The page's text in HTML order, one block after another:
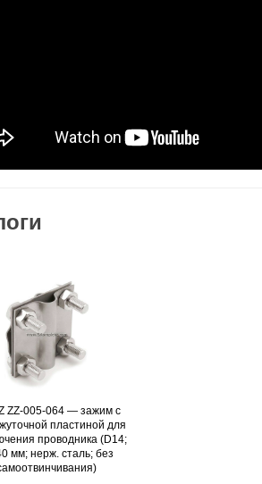
Подробнее
ZZ-005-064 — зажим с
пластиной для
проводника (D14;
мм; нерж. сталь; без